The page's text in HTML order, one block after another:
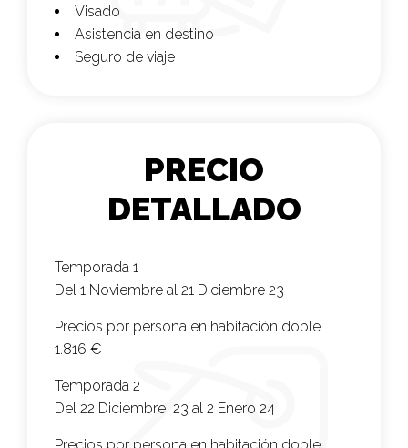
Visado
Asistencia en destino
Seguro de viaje
PRECIO
DETALLADO
Temporada 1
Del 1 Noviembre al 21 Diciembre 23
Precios por persona en habitación doble
1.816 €
Temporada 2
Del 22 Diciembre 23 al 2 Enero 24